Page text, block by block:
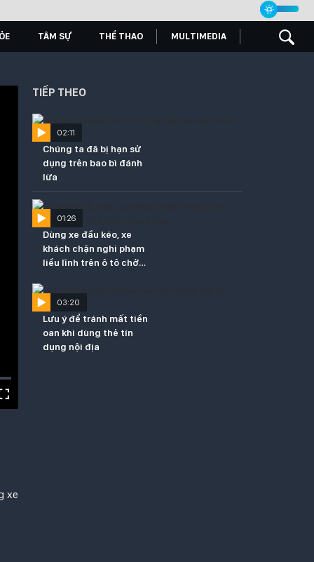
TÂM SỰ THỂ THAO MULTIMEDIA
xe
TIẾP THEO
02:11
Chúng ta đã bị hạn sử
dụng trên bao bì đánh
lừa
01:26
Dùng xe đầu kéo, xe
khách chặn nghi phạm
liều lĩnh trên ô tô chở
03:20
Lưu ý để tránh mất tiền
oan khi dùng thẻ tín
dụng nội địa